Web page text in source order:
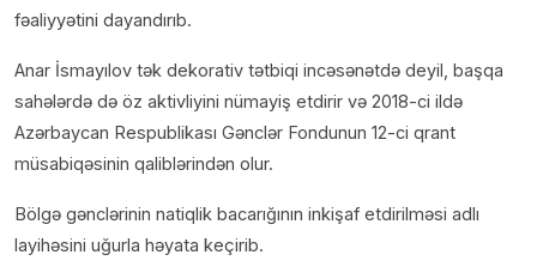
fəaliyyətini dayandırıb.
Anar İsmayılov tək dekorativ tətbiqi incəsənətdə deyil, başqa
sahələrdə də öz aktivliyini nümayiş etdirir və 2018-ci ildə
Azərbaycan Respublikası Gənclər Fondunun 12-ci qrant
müsabiqəsinin qaliblərindən olur.
Bölgə gənclərinin natiqlik bacarığının inkişaf etdirilməsi adlı
layihəsini uğurla həyata keçirib.